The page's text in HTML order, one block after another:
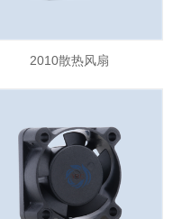
2010散热风扇